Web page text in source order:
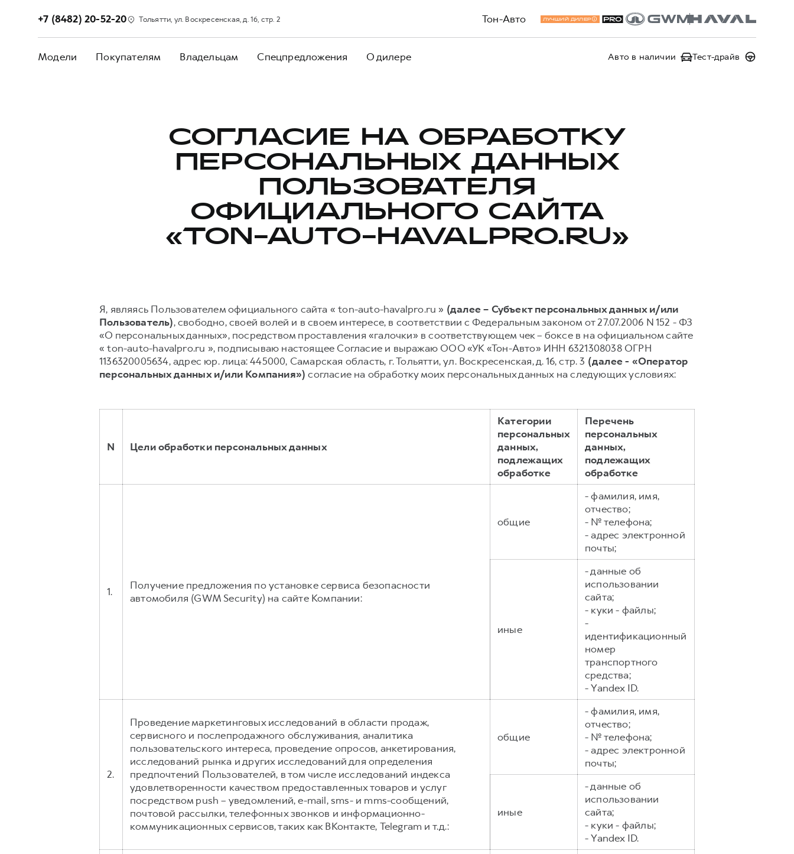
Тон-Авто
+7 (8482) 20-52-20 Тольятти, ул. Воскресенская, д. 16, стр. 2 ЛУЧШИЙ ДИЛЕР
Модели Покупателям Владельцам Спецпредложения О дилере Авто в наличии Тест-драйв
СОГЛАСИЕ НА ОБРАБОТКУ
ПЕРСОНАЛЬНЫХ ДАННЫХ
ПОЛЬЗОВАТЕЛЯ
ОФИЦИАЛЬНОГО САЙТА
«TON-AUTO-HAVALPRO.RU»
Я, являясь Пользователем официального сайта « ton-auto-havalpro.ru » (далее – Субъект персональных данных и/или
Пользователь), свободно, своей волей и в своем интересе, в соответствии с Федеральным законом от 27.07.2006 N 152 - ФЗ
«О персональных данных», посредством проставления «галочки» в соответствующем чек – боксе в на официальном сайте
« ton-auto-havalpro.ru », подписываю настоящее Согласие и выражаю ООО «УК «Тон-Авто» ИНН 6321308038 ОГРН
1136320005634, адрес юр. лица: 445000, Самарская область, г. Тольятти, ул. Воскресенская, д. 16, стр. 3 (далее - «Оператор
персональных данных и/или Компания») согласие на обработку моих персональных данных на следующих условиях:
N Цели обработки персональных данных
Категории
персональных
данных,
подлежащих
обработке
Перечень
персональных
данных,
подлежащих
обработке
1.
Получение предложения по установке сервиса безопасности
автомобиля (GWM Security) на сайте Компании:
общие
- фамилия, имя,
отчество;
- № телефона;
- адрес электронной
почты;
иные
- данные об
использовании
сайта;
- куки - файлы;
-
идентификационный
номер
транспортного
средства;
- Yandex ID.
2.
Проведение маркетинговых исследований в области продаж,
сервисного и послепродажного обслуживания, аналитика
пользовательского интереса, проведение опросов, анкетирования,
исследований рынка и других исследований для определения
предпочтений Пользователей, в том числе исследований индекса
удовлетворенности качеством предоставленных товаров и услуг
посредством push – уведомлений, e-mail, sms- и mms-сообщений,
почтовой рассылки, телефонных звонков и информационно-
коммуникационных сервисов, таких как ВКонтакте, Telegram и т.д.:
общие
- фамилия, имя,
отчество;
- № телефона;
- адрес электронной
почты;
иные
- данные об
использовании
сайта;
- куки - файлы;
- Yandex ID.